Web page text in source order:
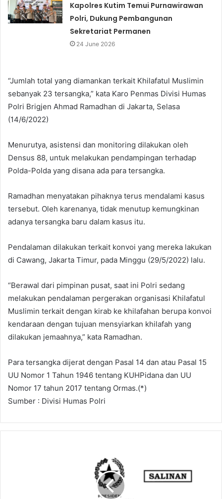
Kapolres Kutim Temui Purnawirawan
Polri, Dukung Pembangunan
Sekretariat Permanen
24 June 2026
“Jumlah total yang diamankan terkait Khilafatul Muslimin
sebanyak 23 tersangka,” kata Karo Penmas Divisi Humas
Polri Brigjen Ahmad Ramadhan di Jakarta, Selasa
(14/6/2022)
Menurutya, asistensi dan monitoring dilakukan oleh
Densus 88, untuk melakukan pendampingan terhadap
Polda-Polda yang disana ada para tersangka.
Ramadhan menyatakan pihaknya terus mendalami kasus
tersebut. Oleh karenanya, tidak menutup kemungkinan
adanya tersangka baru dalam kasus itu.
Pendalaman dilakukan terkait konvoi yang mereka lakukan
di Cawang, Jakarta Timur, pada Minggu (29/5/2022) lalu.
“Berawal dari pimpinan pusat, saat ini Polri sedang
melakukan pendalaman pergerakan organisasi Khilafatul
Muslimin terkait dengan kirab ke khilafahan berupa konvoi
kendaraan dengan tujuan mensyiarkan khilafah yang
dilakukan jemaahnya,” kata Ramadhan.
Para tersangka dijerat dengan Pasal 14 dan atau Pasal 15
UU Nomor 1 Tahun 1946 tentang KUHPidana dan UU
Nomor 17 tahun 2017 tentang Ormas.(*)
Sumber : Divisi Humas Polri